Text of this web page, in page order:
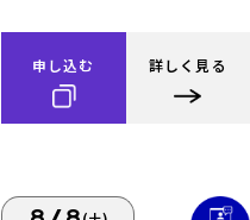
申し込む 詳しく見る